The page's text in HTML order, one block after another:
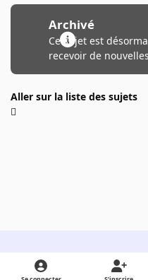
Archivé
Ce sujet est
recevoir de
Aller sur la liste des sujets
Light ModeDark ModeSystem Preference